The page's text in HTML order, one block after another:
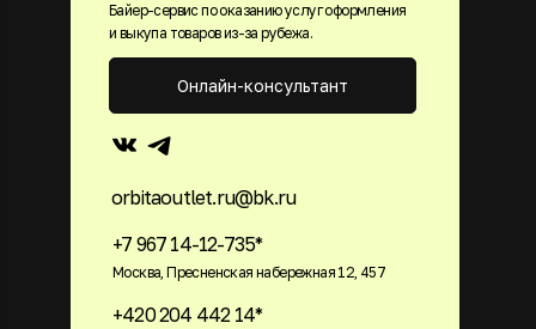
Байер-сервис по оказанию услуг оформления
и выкупа товаров из-за рубежа.
+7 967 14-12-735*
Москва, Пресненская набережная 12, 457
+420 204 442 14*
orbitaoutlet.ru@bk.ru
Онлайн-консультант